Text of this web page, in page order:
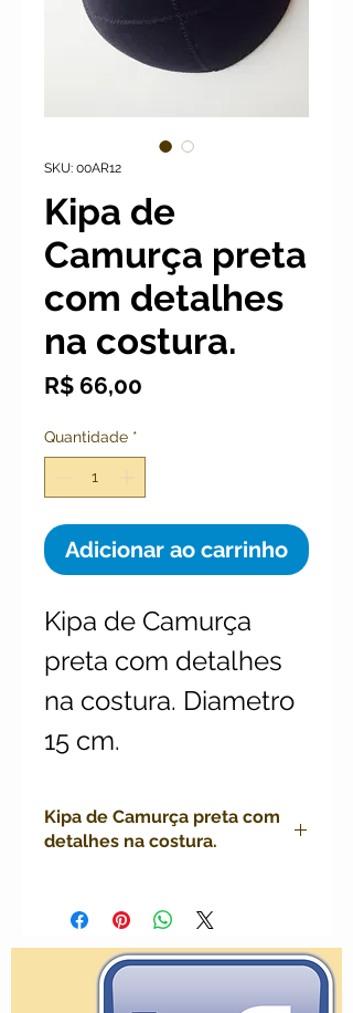
SKU: 00AR12
Kipa de
Camurça preta
com detalhes
na costura.
R$ 66,00
Quantidade *
Adicionar ao carrinho
Kipa de Camurça
preta com detalhes
na costura. Diametro
15 cm.
Kipa de Camurça preta com
detalhes na costura.